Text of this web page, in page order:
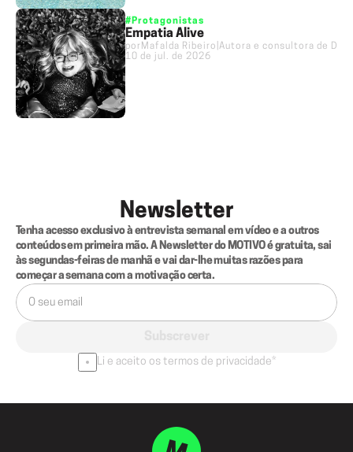
#Protagonistas
Empatia Alive
por Mafalda Ribeiro Autora e consultora de D&I
10 de jul. de 2026
Newsletter
Tenha acesso exclusivo à entrevista semanal em vídeo e a outros
conteúdos em primeira mão. A Newsletter do MOTIVO é gratuita, sai
às segundas-feiras de manhã e vai dar-lhe muitas razões para
começar a semana com a motivação certa.
Li e aceito os termos de privacidade*